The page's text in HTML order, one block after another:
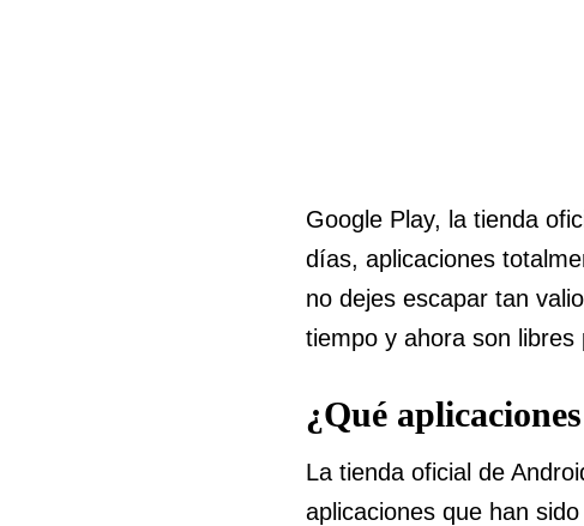
Google Play, la tienda
días, aplicaciones
no dejes escapar tan
tiempo y ahora son
¿Qué
La tienda oficial de
aplicaciones que han